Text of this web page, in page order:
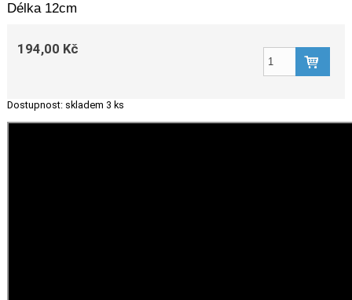
Délka 12cm
194,00 Kč
Dostupnost: skladem 3 ks